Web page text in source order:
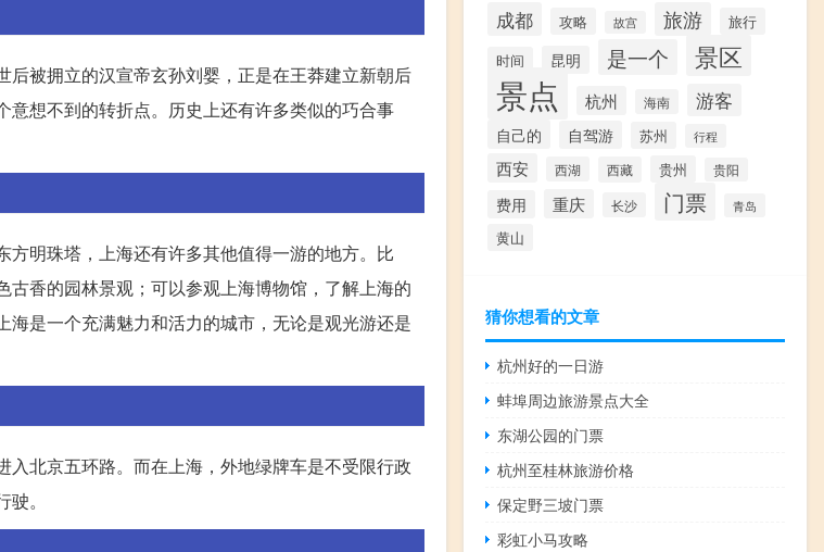
被拥立的汉宣帝玄孙刘婴，正是在王莽建立新朝后
想不到的转折点。历史上还有许多类似的巧合事
明珠塔，上海还有许多其他值得一游的地方。比
香的园林景观；可以参观上海博物馆，了解上海的
是一个充满魅力和活力的城市，无论是观光游还是
北京五环路。而在上海，外地绿牌车是不受限行政
。
成都 攻略 故宫 旅游
旅行
时间
昆明 是一个 景区
景点 杭州 海南 游客
自己的 自驾游 苏州 行程
西安 西湖 西藏 贵州 贵阳
费用 重庆 长沙 门票 青岛
黄山
猜你想看的文章
杭州好的一日游
蚌埠周边旅游景点大全
东湖公园的门票
杭州至桂林旅游价格
保定野三坡门票
彩虹小马攻略